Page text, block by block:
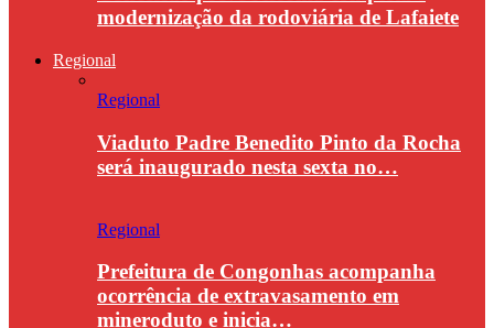
modernização da rodoviária de Lafaiete
Regional
Regional
Viaduto Padre Benedito Pinto da Rocha
será inaugurado nesta sexta no…
Regional
Prefeitura de Congonhas acompanha
ocorrência de extravasamento em
mineroduto e inicia…